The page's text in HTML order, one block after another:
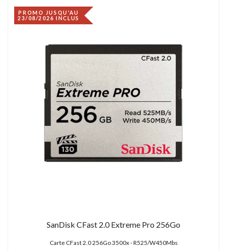
PROMO JUSQU'AU
23/08/2026 INCLUS
SanDisk CFast 2.0 Extreme Pro 256Go
Carte CFast 2.0 256Go 3500x - R525/W450Mbs